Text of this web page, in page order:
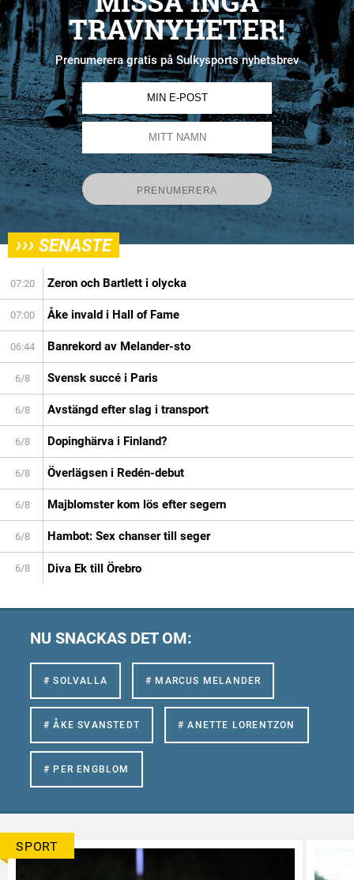
TRAVNYHETER!
Prenumerera gratis på Sulkysports nyhetsbrev
››› SENASTE
07:20 Zeron och Bartlett i olycka
07:00 Åke invald i Hall of Fame
06:44 Banrekord av Melander-sto
6/8 Svensk succé i Paris
6/8 Avstängd efter slag i transport
6/8 Dopinghärva i Finland?
6/8 Överlägsen i Redén-debut
6/8 Majblomster kom lös efter segern
6/8 Hambot: Sex chanser till seger
6/8 Diva Ek till Örebro
NU SNACKAS DET OM:
# SOLVALLA # MARCUS MELANDER
# ÅKE SVANSTEDT # ANETTE LORENTZON
# PER ENGBLOM
SPORT